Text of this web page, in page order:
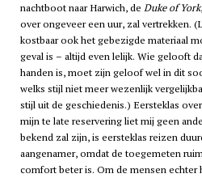
nachtboot naar Harwich, de Duke of York
over ongeveer een uur, zal vertrekken.
kostbaar ook het gebezigde materiaal
geval is – altijd even lelijk. Wie gelooft
handen is, moet zijn geloof wel in dit
welks stijl niet meer wezenlijk
stijl uit de geschiedenis.) Eersteklas
mijn te late reservering liet mij geen
bekend zal zijn, is eersteklas reizen
aangenamer, omdat de toegemeten
comfort beter is. Om de mensen